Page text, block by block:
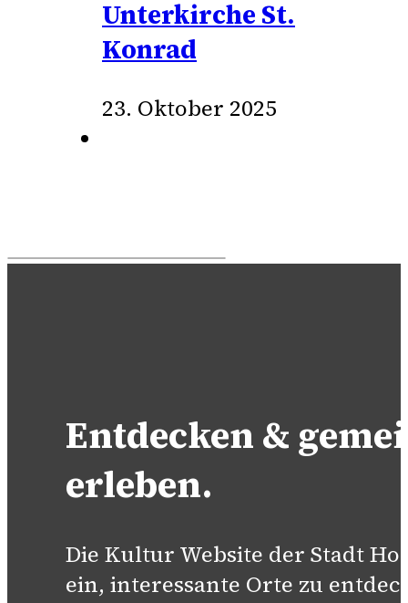
Unterkirche St.
Konrad
23. Oktober 2025
Entdecken &
erleben.
Die Kultur Website der Stadt
ein, interessante Orte zu